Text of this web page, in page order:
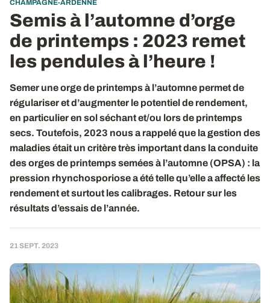
CHAMPAGNE-ARDENNE
Semis à l’automne d’orge
de printemps : 2023 remet
les pendules à l’heure !
Semer une orge de printemps à l’automne permet de
régulariser et d’augmenter le potentiel de rendement,
en particulier en sol séchant et/ou lors de printemps
secs. Toutefois, 2023 nous a rappelé que la gestion des
maladies était un critère très important dans la conduite
des orges de printemps semées à l’automne (OPSA) : la
pression rhynchosporiose a été telle qu’elle a affecté les
rendement et surtout les calibrages. Retour sur les
résultats d’essais de l’année.
21 SEPT. 2023